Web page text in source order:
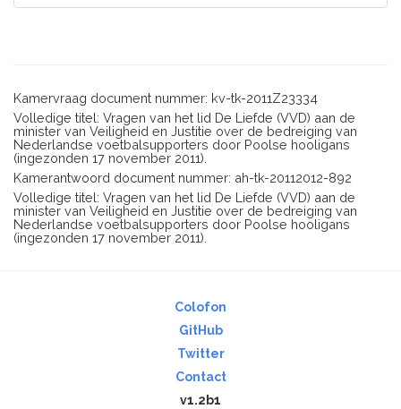
Kamervraag document nummer: kv-tk-2011Z23334
Volledige titel: Vragen van het lid De Liefde (VVD) aan de
minister van Veiligheid en Justitie over de bedreiging van
Nederlandse voetbalsupporters door Poolse hooligans
(ingezonden 17 november 2011).
Kamerantwoord document nummer: ah-tk-20112012-892
Volledige titel: Vragen van het lid De Liefde (VVD) aan de
minister van Veiligheid en Justitie over de bedreiging van
Nederlandse voetbalsupporters door Poolse hooligans
(ingezonden 17 november 2011).
Colofon
GitHub
Twitter
Contact
v1.2b1